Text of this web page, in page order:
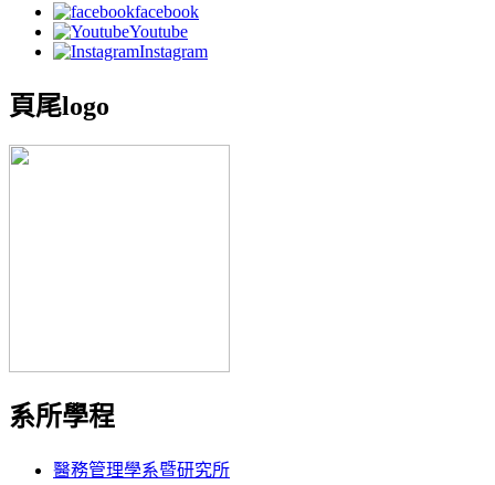
facebook
Youtube
Instagram
頁尾logo
系所學程
醫務管理學系暨研究所